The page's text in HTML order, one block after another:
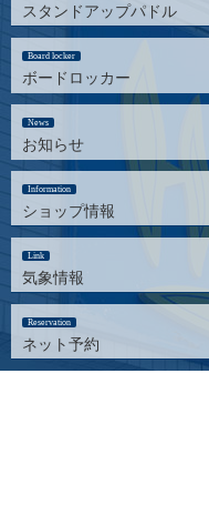
スタンドアップパドル
Board locker
ボードロッカー
News
お知らせ
Information
ショップ情報
Link
気象情報
Reservation
ネット予約